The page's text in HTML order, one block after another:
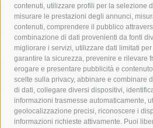
contenuti, utilizzare profili per la selezione
misurare le prestazioni degli annunci,
contenuti, comprendere il pubblico
combinazione di dati provenienti da fonti
migliorare i servizi, utilizzare dati limitati
garantire la sicurezza, prevenire e rilevare
erogare e presentare pubblicità e
scelte sulla privacy, abbinare e combinare
di dati, collegare diversi dispositivi,
informazioni trasmesse automaticamente,
geolocalizzazione precisi, riconoscere i
informazioni richieste attivamente. Puoi
castellammare di stabia
comune di sorrento
concerto
costiera amalfitana
covid-19 eav
fondazione sorrento
gori
lavori
lorenzo balducelli mare
massimo coppola
Meta napoli
penisola sorrentina
piano di